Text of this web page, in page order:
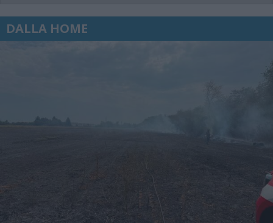
DALLA HOME